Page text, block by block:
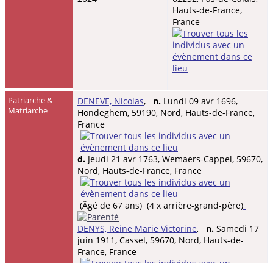
Hauts-de-France,
France
Patriarche &
Matriarche
DENEVE, Nicolas, n. Lundi 09 avr 1696,
Hondeghem, 59190, Nord, Hauts-de-France,
France
d. Jeudi 21 avr 1763, Wemaers-Cappel, 59670,
Nord, Hauts-de-France, France
(Âgé de 67 ans) (4 x arrière-grand-père)
DENYS, Reine Marie Victorine, n. Samedi 17
juin 1911, Cassel, 59670, Nord, Hauts-de-
France, France